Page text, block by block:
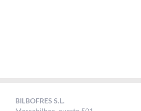
BILBOFRES S.L.